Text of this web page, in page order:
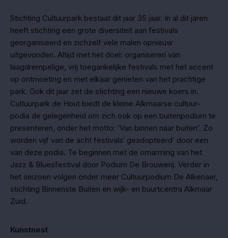
Stichting Cultuurpark bestaat dit jaar 35 jaar. In al dit jaren
heeft stichting een grote diversiteit aan festivals
georganiseerd en zichzelf vele malen opnieuw
uitgevonden. Altijd met het doel: organiseren van
laagdrempelige, vrij toegankelijke festivals met het accent
op ontmoeting en met elkaar genieten van het prachtige
park. Ook dit jaar zet de stichting een nieuwe koers in.
Cultuurpark de Hout biedt de kleine Alkmaarse cultuur-
podia de gelegenheid om zich ook op een buitenpodium te
presenteren, onder het motto: ‘Van binnen naar buiten’. Zo
worden vijf van de acht festivals‘ geadopteerd’ door een
van deze podia. Te beginnen met de omarming van het
Jazz & Bluesfestival door Podium De Brouwerij. Verder in
het seizoen volgen onder meer Cultuurpodium De Alkenaer,
stichting Binnenste Buiten en wijk- en buurtcentra Alkmaar
Zuid.
Kunstnest